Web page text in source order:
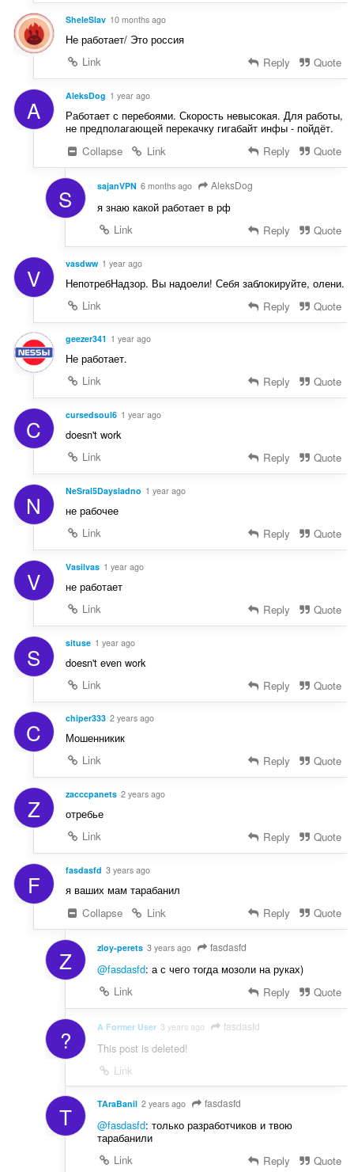
а
ч
і
і
н
ю
а
ч
і
в
SheleSlav 10 months ago
Не работает/ Это россия
Link
Reply Quote
A AleksDog 1 year ago
Работает с перебоями. Скорость невысокая. Для работы,
не предполагающей перекачку гигабайт инфы - пойдёт.
Collapse
Link Reply Quote
S sajanVPN 6 months ago AleksDog
я знаю какой работает в рф
Link
Reply Quote
V vasdww 1 year ago
НепотребНадзор. Вы надоели! Себя заблокируйте, олени.
Link
Reply Quote
geezer341 1 year ago
Не работает.
Link
Reply Quote
C cursedsoul6 1 year ago
doesn't work
Link
Reply Quote
N NeSral5Daysladno 1 year ago
не рабочее
Link
Reply Quote
V Vasilvas 1 year ago
не работает
Link
Reply Quote
S situse 1 year ago
doesn't even work
Link
Reply Quote
C chiper333 2 years ago
Мошенникик
Link
Reply Quote
Z zacccpanets 2 years ago
отребье
Link
Reply Quote
F fasdasfd 3 years ago
я ваших мам тарабанил
Collapse
Link Reply Quote
Z zloy-perets 3 years ago fasdasfd
@fasdasfd: а с чего тогда мозоли на руках)
Link
Reply Quote
? A Former User 3 years ago fasdasfd
This post is deleted!
Link
T TAraBanil 2 years ago fasdasfd
@fasdasfd: только разработчиков и твою
тарабанили
Link
Reply Quote